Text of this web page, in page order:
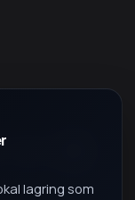
lagring som